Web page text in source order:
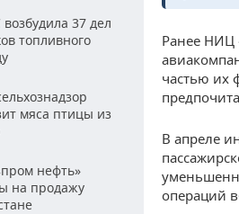
37 дел
топливного
мяса птицы из
нефть»
на продажу
Ранее НИЦ
частью их
В апреле
операций